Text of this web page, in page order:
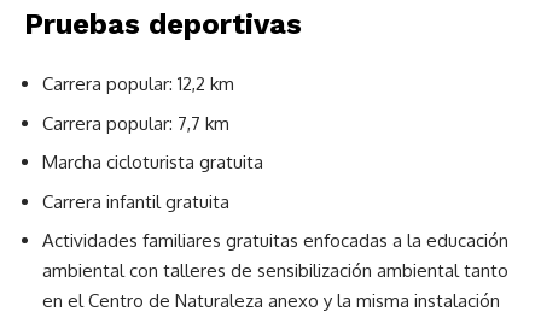
Pruebas deportivas
Carrera popular: 12,2 km
Carrera popular: 7,7 km
Marcha cicloturista gratuita
Carrera infantil gratuita
Actividades familiares gratuitas enfocadas a la educación
ambiental con talleres de sensibilización ambiental tanto
en el Centro de Naturaleza anexo y la misma instalación